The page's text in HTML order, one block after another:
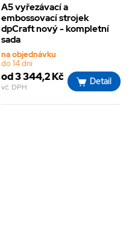
A5 vyřezávací a
embossovací strojek
dpCraft nový - kompletní
sada
na objednávku
do 14 dní
od 3 344,2 Kč
vč. DPH
Detail